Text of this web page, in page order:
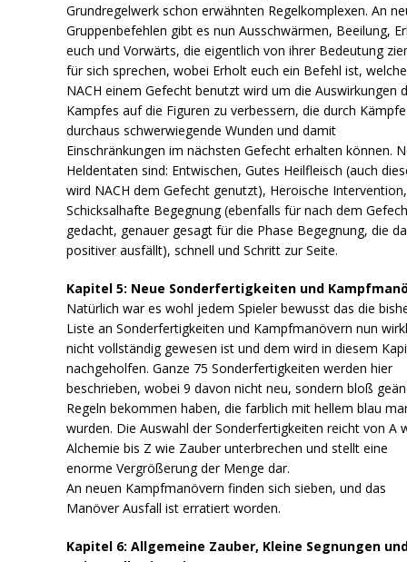
Grundregelwerk schon erwähnten Regelkomplexen. An
Gruppenbefehlen gibt es nun Ausschwärmen, Beeilung,
euch und Vorwärts, die eigentlich von ihrer Bedeutung
für sich sprechen, wobei Erholt euch ein Befehl ist,
NACH einem Gefecht benutzt wird um die Auswirkungen
Kampfes auf die Figuren zu verbessern, die durch
durchaus schwerwiegende Wunden und damit
Einschränkungen im nächsten Gefecht erhalten können.
Heldentaten sind: Entwischen, Gutes Heilfleisch (auch
wird NACH dem Gefecht genutzt), Heroische Intervention,
Schicksalhafte Begegnung (ebenfalls für nach dem
gedacht, genauer gesagt für die Phase Begegnung, die
positiver ausfällt), schnell und Schritt zur Seite.
Kapitel 5: Neue Sonderfertigkeiten und
Natürlich war es wohl jedem Spieler bewusst das die
Liste an Sonderfertigkeiten und Kampfmanövern nun
nicht vollständig gewesen ist und dem wird in diesem
nachgeholfen. Ganze 75 Sonderfertigkeiten werden hier
beschrieben, wobei 9 davon nicht neu, sondern bloß
Regeln bekommen haben, die farblich mit hellem blau
wurden. Die Auswahl der Sonderfertigkeiten reicht von A
Alchemie bis Z wie Zauber unterbrechen und stellt eine
enorme Vergrößerung der Menge dar.
An neuen Kampfmanövern finden sich sieben, und das
Manöver Ausfall ist erratiert worden.
Kapitel 6: Allgemeine Zauber, Kleine Segnungen